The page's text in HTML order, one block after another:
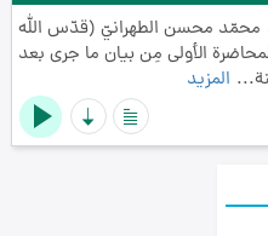
محمّد محسن الطهرانيّ (قدّس الله
الأولى مِن بيان ما جرى بعد
المزيد